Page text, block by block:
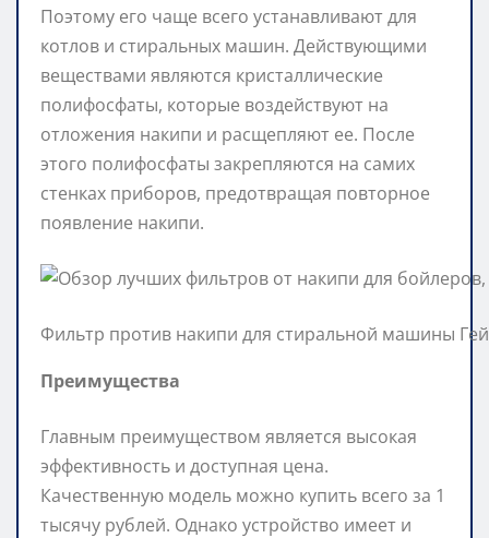
Поэтому его чаще всего устанавливают для
котлов и стиральных машин. Действующими
веществами являются кристаллические
полифосфаты, которые воздействуют на
отложения накипи и расщепляют ее. После
этого полифосфаты закрепляются на самих
стенках приборов, предотвращая повторное
появление накипи.
Фильтр против накипи для стиральной машины
Преимущества
Главным преимуществом является высокая
эффективность и доступная цена.
Качественную модель можно купить всего за 1
тысячу рублей. Однако устройство имеет и